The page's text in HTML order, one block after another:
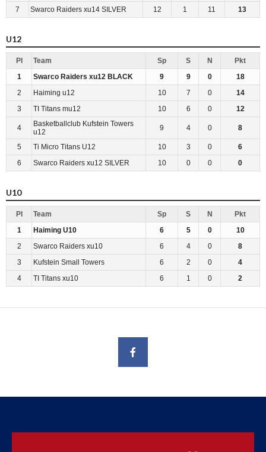
7
Swarco Raiders xu14 SILVER 12 1 11 13
U12
Pl Team Sp S N
Pkt
1
Swarco Raiders xu12 BLACK 9 9 0
18
2
Haiming u12 10 7 0
14
3
TI Titans mu12 10 6 0 12
4
Basketballclub Kufstein Towers
u12
9 4 0 8
5 Ti Micro Titans U12 10 3 0
6
6
Swarco Raiders xu12 SILVER 10 0 0 0
U10
Pl Team Sp S N
Pkt
1
Haiming U10 6 5 0
10
2
Swarco Raiders xu10 6 4 0
8
3
Kufstein Small Towers 6 2 0
4
4
TI Titans xu10 6 1 0 2